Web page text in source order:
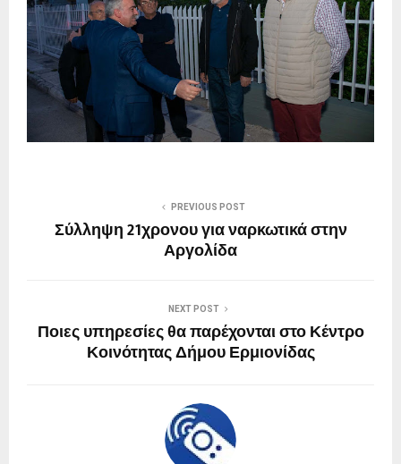
PREVIOUS POST
Σύλληψη 21χρονου για ναρκωτικά στην
Αργολίδα
NEXT POST
Ποιες υπηρεσίες θα παρέχονται στο Κέντρο
Κοινότητας Δήμου Ερμιονίδας